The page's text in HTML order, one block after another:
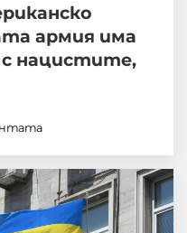
армия има
нацистите,